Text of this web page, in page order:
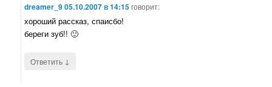
dreamer_905.10.2007 в 14:15говорит:
хороший рассказ, спаисбо!
береги зуб!! 🙂
Ответить ↓